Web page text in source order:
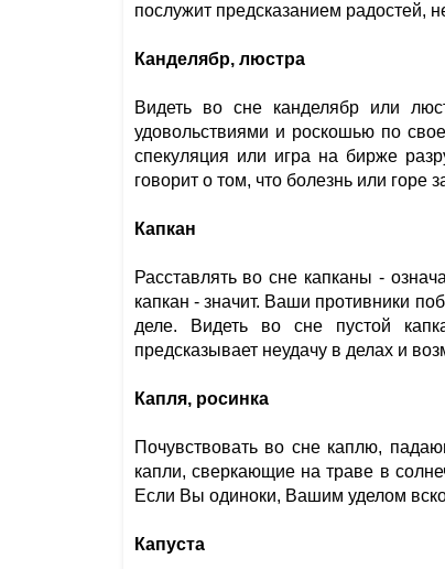
послужит предсказанием радостей,
Канделябр, люстра
Видеть во сне канделябр или
удовольствиями и роскошью по
спекуляция или игра на бирже
говорит о том, что болезнь или
Капкан
Расставлять во сне капканы -
капкан - значит. Ваши противники
деле. Видеть во сне пустой
предсказывает неудачу в делах и
Капля, росинка
Почувствовать во сне каплю,
капли, сверкающие на траве в
Если Вы одиноки, Вашим уделом
Капуста